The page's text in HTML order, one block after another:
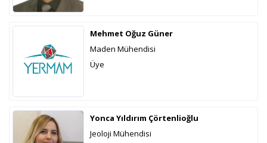
Mehmet Oğuz Güner
Maden Mühendisi
Üye
Yonca Yıldırım Çörtenlioğlu
Jeoloji Mühendisi